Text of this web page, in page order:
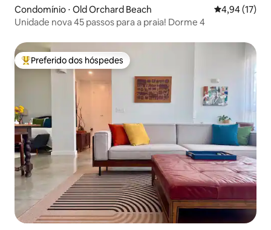
Condomínio ⋅ Old Orchard Beach 4,94 de uma
4,94 (17)
Unidade nova 45 passos para a praia! Dorme 4
Entre os melhores preferidos dos hóspedes
Preferido dos hóspedes